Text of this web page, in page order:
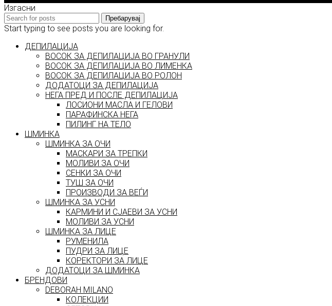
Изгасни
Пребарувај
Start typing to see posts you are looking for.
ДЕПИЛАЦИЈА
ВОСОК ЗА ДЕПИЛАЦИЈА ВО ГРАНУЛИ
ВОСОК ЗА ДЕПИЛАЦИЈА ВО ЛИМЕНКА
ВОСОК ЗА ДЕПИЛАЦИЈА ВО РОЛОН
ДОДАТОЦИ ЗА ДЕПИЛАЦИЈА
НЕГА ПРЕД И ПОСЛЕ ДЕПИЛАЦИЈА
ЛОСИОНИ МАСЛА И ГЕЛОВИ
ПАРАФИНСКА НЕГА
ПИЛИНГ НА ТЕЛО
ШМИНКА
ШМИНКА ЗА ОЧИ
МАСКАРИ ЗА ТРЕПКИ
МОЛИВИ ЗА ОЧИ
СЕНКИ ЗА ОЧИ
ТУШ ЗА ОЧИ
ПРОИЗВОДИ ЗА ВЕЃИ
ШМИНКА ЗА УСНИ
КАРМИНИ И СЈАЕВИ ЗА УСНИ
МОЛИВИ ЗА УСНИ
ШМИНКА ЗА ЛИЦЕ
РУМЕНИЛА
ПУДРИ ЗА ЛИЦЕ
КОРЕКТОРИ ЗА ЛИЦЕ
ДОДАТОЦИ ЗА ШМИНКА
БРЕНДОВИ
DEBORAH MILANO
КОЛЕКЦИИ